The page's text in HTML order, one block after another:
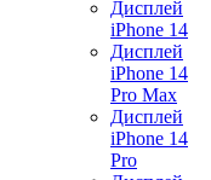
Дисплей
iPhone 14
Дисплей
iPhone 14
Pro Max
Дисплей
iPhone 14
Pro